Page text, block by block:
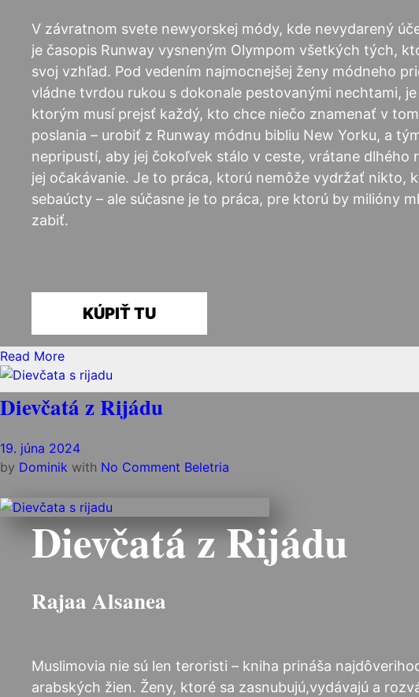
V závratnom svete newyorskej módy, kde nevydarený
je časopis Runway vysneným Olympom všetkých tých,
svoj vzhľad. Pod vedením najmocnejšej ženy módneho
vládne tvrdou rukou s dokonale pestovanými nechtami,
ktorým musí prejsť každý, kto chce niečo znamenať v
poslania – urobiť z Runway módnu bibliu New Yorku, a
nepripustí, aby jej čokoľvek stálo v ceste, vrátane dlhého
jej očakávanie. Je to práca, ktorú nemôže vydržať nikto,
sebaúcty – ale súčasne je to práca, pre ktorú by milióny
zabiť.
KÚPIŤ TU
Read More
Dievčatá z Rijádu
19. júna 2024
by Dominik with No Comment Beletria
Dievčatá z Rijádu
Rajaa Alsanea
Muslimovia nie sú len teroristi – kniha prináša
arabských žien. Ženy, ktoré sa zasnubujú,vydávajú a